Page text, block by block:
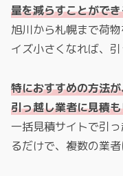
量を減らすことがで
旭川から札幌まで荷
イズ小さくなれば、
特におすすめの方法
引っ越し業者に見積
一括見積サイトで引
るだけで、複数の業